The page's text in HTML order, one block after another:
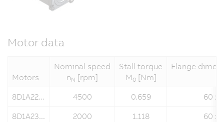
Motor data
Motors
Nominal speed
nN [rpm]
Stall torque
M 0[Nm]
Flange
8D1A22... 4500 0.659
60 x
8D1A23...
2000 1.118
60 x